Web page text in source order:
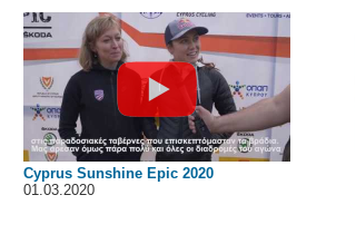
Cyprus Sunshine Epic 2020
01.03.2020